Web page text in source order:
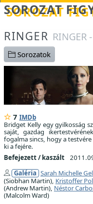
Betöltés...
SOROZAT
RINGER RINGER
Sorozatok
7 IMDb
Bridget Kelly egy gyilkosság
saját, gazdag
fogalma sincs, hogy a
ki a fejére.
Befejezett / kaszált
Galéria Sarah Michelle
(Siobhan Martin), Kristoffer
(Andrew Martin), Néstor
(Malcolm Ward)